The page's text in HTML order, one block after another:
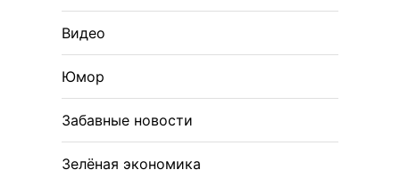
Видео
Юмор
Забавные новости
Зелёная экономика